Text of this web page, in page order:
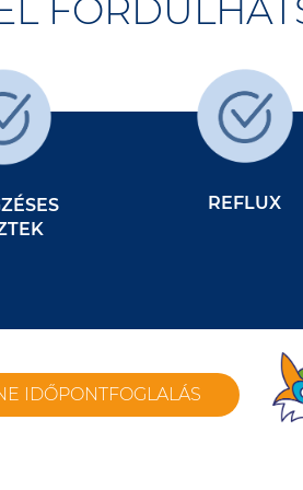
REFLUX
IDŐPONTFOGLALÁS